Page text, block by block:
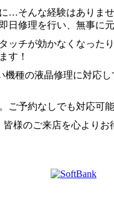
…そんな経験はありま
日修理を行い、無事に
ッチが効かなくなった
す！
機種の液晶修理に対応
ご予約なしでも対応可
様のご来店を心よりお